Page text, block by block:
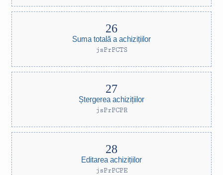
Suma totală a achizițiilor
jsPrPCTS
Ștergerea achizițiilor
jsPrPCPR
Editarea achizițiilor
jsPrPCPE